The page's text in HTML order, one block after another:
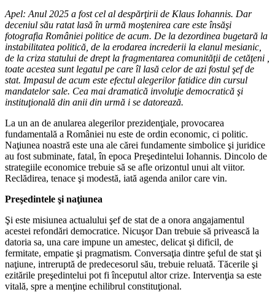
Apel: Anul 2025 a fost cel al despărţirii de Klaus Iohannis. Dar
deceniul său ratat lasă în urmă moştenirea care este însăşi
fotografia României politice de acum. De la dezordinea bugetară la
instabilitatea politică, de la erodarea increderii la elanul mesianic,
de la criza statului de drept la fragmentarea comunităţii de cetăţeni ,
toate acestea sunt legatul pe care îl lasă celor de azi fostul şef de
stat. Impasul de acum este efectul alegerilor fatidice din cursul
mandatelor sale. Cea mai dramatică involuţie democratică şi
instituţională din anii din urmă i se datorează.
La un an de anularea alegerilor prezidenţiale, provocarea
fundamentală a României nu este de ordin economic, ci politic.
Naţiunea noastră este una ale cărei fundamente simbolice şi juridice
au fost subminate, fatal, în epoca Preşedintelui Iohannis. Dincolo de
strategiile economice trebuie să se afle orizontul unui alt viitor.
Reclădirea, tenace şi modestă, iată agenda anilor care vin.
Preşedintele şi naţiunea
Şi este misiunea actualului şef de stat de a onora angajamentul
acestei refondări democratice. Nicuşor Dan trebuie să privească la
datoria sa, una care impune un amestec, delicat şi dificil, de
fermitate, empatie şi pragmatism. Conversaţia dintre şeful de stat şi
naţiune, intreruptă de predecesorul său, trebuie reluată. Tăcerile şi
ezitările preşedintelui pot fi începutul altor crize. Intervenţia sa este
vitală, spre a menţine echilibrul constituţional.